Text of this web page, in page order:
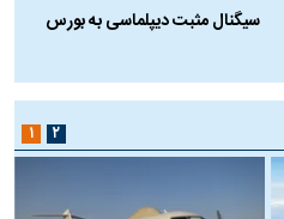
سیگنال مثبت دیپلماسی به بورس
۱ ۲